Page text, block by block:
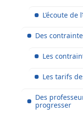
L’écoute de
Des
Les
Les tarifs
Des
progresser